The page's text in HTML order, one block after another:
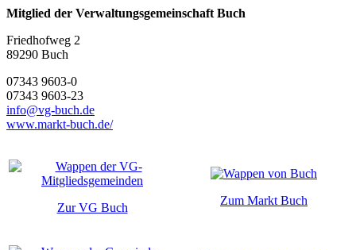
Mitglied der Verwaltungsgemeinschaft Buch
Friedhofweg 2
89290 Buch
07343 9603-0
07343 9603-23
info@vg-buch.de
www.markt-buch.de/
Zur VG Buch
Zum Markt Buch